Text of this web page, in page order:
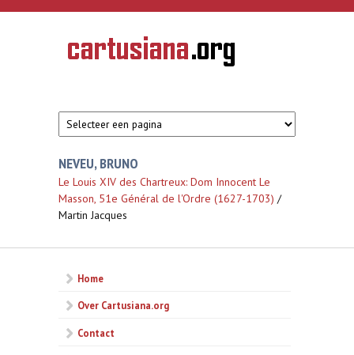
Overslaan en naar de inhoud gaan
CARTUSIANA
Geschiedenis
van de
NEVEU, BRUNO
Le Louis XIV des Chartreux: Dom Innocent Le
Masson, 51e Général de l'Ordre (1627-1703) /
Martin Jacques
Home
Over Cartusiana.org
Contact